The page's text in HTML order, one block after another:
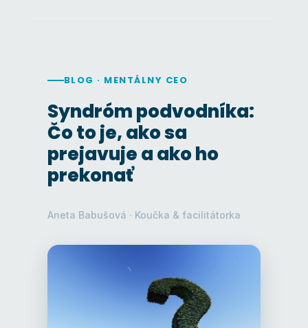
BLOG · MENTÁLNY CEO
Syndróm podvodníka:
Čo to je, ako sa
prejavuje a ako ho
prekonať
Aneta Babušová · Koučka & facilitátorka